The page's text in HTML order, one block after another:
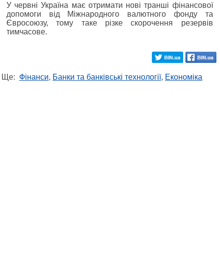
У червні Україна має отримати нові транші фінансової
допомоги від Міжнародного валютного фонду та
Євросоюзу, тому таке різке скорочення резервів
тимчасове.
Ще: Фінанси, Банки та банківські технології, Економіка